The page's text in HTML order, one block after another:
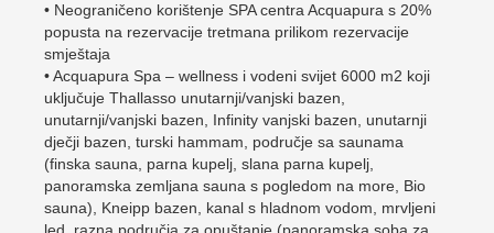
• Neograničeno korištenje SPA centra Acquapura s 20%
popusta na rezervacije tretmana prilikom rezervacije
smještaja
• Acquapura Spa – wellness i vodeni svijet 6000 m2 koji
uključuje Thallasso unutarnji/vanjski bazen,
unutarnji/vanjski bazen, Infinity vanjski bazen, unutarnji
dječji bazen, turski hammam, područje sa saunama
(finska sauna, parna kupelj, slana parna kupelj,
panoramska zemljana sauna s pogledom na more, Bio
sauna), Kneipp bazen, kanal s hladnom vodom, mrvljeni